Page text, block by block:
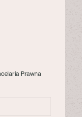
Prawna